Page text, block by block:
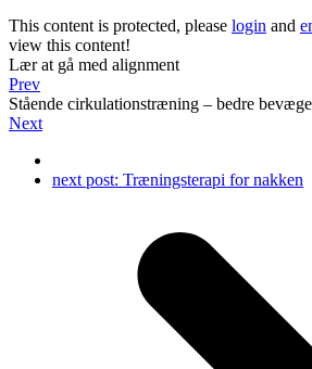
This content is protected, please login and
view this content!
Lær at gå med alignment
Prev
Stående cirkulationstræning – bedre
Next
next post: Træningsterapi for nakken